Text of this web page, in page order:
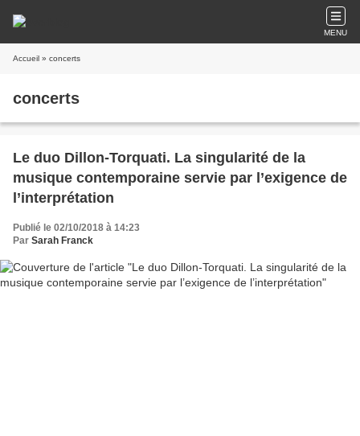
MENU
Accueil » concerts
concerts
Le duo Dillon-Torquati. La singularité de la
musique contemporaine servie par l’exigence de
l’interprétation
Publié le 02/10/2018 à 14:23
Par Sarah Franck